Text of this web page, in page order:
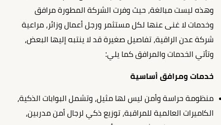
وهذه ليست مبالغة، حيث وفرت الشركة المطورة مرافق
وخدمات لا غنى عنها لكل مستثمر ورجل أعمال وزائر، مراعية
شركة عدن الراقية، تفاصيل صغيرة قد لا ينتبه إليها البعض،
وتأتي الخدمات والمرافق كما يلي:
خدمات ومرافق أساسية
منظومة حراسة وأمن ليس لها مثيل، وتشمل البوابات الذكية،
الكاميرات العالمية للمراقبة، توزيع ذكي لرجال أمن مدربين،